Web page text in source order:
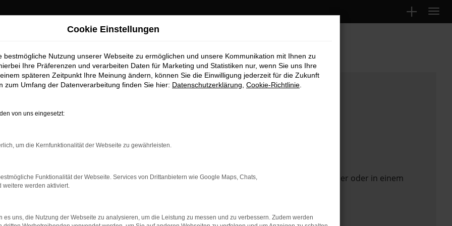
das Laden bestimmter Seiten verhindern. Funktioniert die Seite in einem anderen Browser oder in einem
zu beheben.
Cookie Einstellungen
bestmögliche Nutzung unserer Webseite zu ermöglichen und unsere Kommunikation mit Ihnen zu
Ihre Präferenzen und verarbeiten Daten für Marketing und Statistiken nur, wenn Sie uns Ihre
späteren Zeitpunkt Ihre Meinung ändern, können Sie die Einwilligung jederzeit für die Zukunft
zum Umfang der Datenverarbeitung finden Sie hier: Datenschutzerklärung Cookie-Richtlinie
von uns eingesetzt:
um die Kernfunktionalität der Webseite zu gewährleisten.
Funktionalität der Webseite. Services von Drittanbietern wie Google Maps, Chats,
weitere werden aktiviert.
es uns, die Nutzung der Webseite zu analysieren, um die Leistung zu messen und zu verbessern. Zudem werden